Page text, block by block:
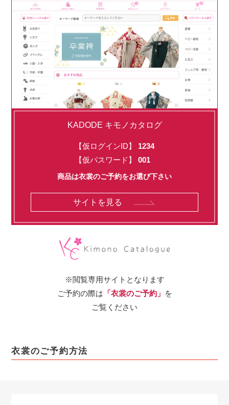
KADODE キモノカタログ
【仮ログインID】 1234
【仮パスワード】 001
商品は衣裳のご予約をお選び下さい
サイトを見る
※閲覧専用サイトとなります
ご予約の際は 「衣裳のご予約」 を
ご覧ください
衣裳のご予約方法